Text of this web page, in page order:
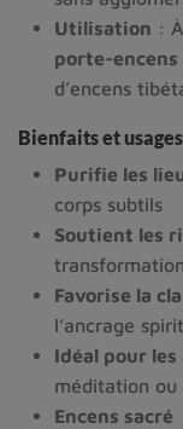
Utilisation :
porte-
d’encens
Bienfaits et
Purifie les
corps subtils
Soutient les
Favorise la
l’ancrage
Idéal pour
méditation ou
Encens sacré